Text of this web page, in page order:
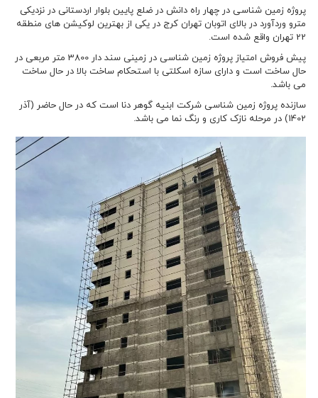
پروژه زمین شناسی در چهار راه دانش در ضلع پایین بلوار اردستانی در نزدیکی
مترو وردآورد در بالای اتوبان تهران کرج در یکی از بهترین لوکیشن های منطقه
22 تهران واقع شده است.
پیش فروش امتیاز پروژه زمین شناسی در زمینی سند دار 3800 متر مربعی در
حال ساخت است و دارای سازه اسکلتی با استحکام ساخت بالا در حال ساخت
می باشد.
سازنده پروژه زمین شناسی شرکت ابنیه گوهر دنا است که در حال حاضر (آذر
1402) در مرحله نازک کاری و رنگ نما می باشد.